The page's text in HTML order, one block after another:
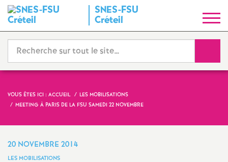
SNES-FSU
Créteil
y
n
i
VOUS ÊTES ICI : ACCUEIL
LES MOBILISATIONS
MEETING À PARIS DE LA FSU SAMEDI 22 NOVEMBRE
20 NOVEMBRE 2014
LES MOBILISATIONS